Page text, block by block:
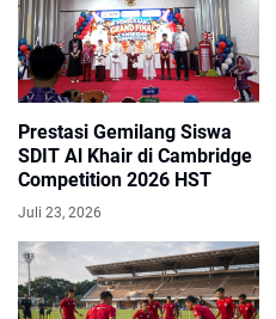
Prestasi Gemilang Siswa
SDIT Al Khair di Cambridge
Competition 2026 HST
Juli 23, 2026